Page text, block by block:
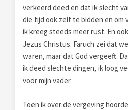
verkeerd deed en dat ik slecht
die tijd ook zelf te bidden en om
ik kreeg steeds meer rust. En
Jezus Christus. Faruch zei dat
waren, maar dat God vergeeft.
ik deed slechte dingen, ik loog
voor mijn vader.
Toen ik over de vergeving